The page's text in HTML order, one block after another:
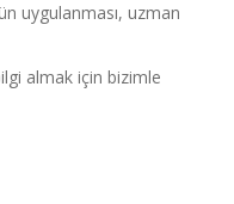
uygulanması, uzman
almak için bizimle